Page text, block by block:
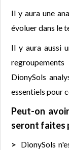
Il y aura une
évoluer dans le
Il y aura aussi
DionySols
essentiels pour
Peut-on
seront faites
DionySols